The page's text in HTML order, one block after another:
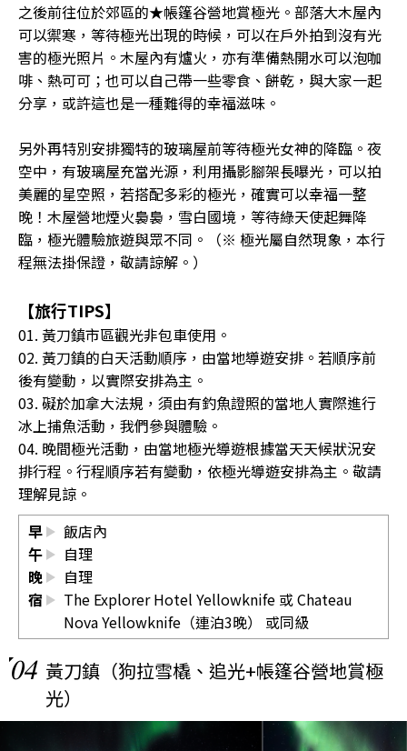
之後前往位於郊區的★帳篷谷營地賞極光。部落大木屋內
可以禦寒，等待極光出現的時候，可以在戶外拍到沒有光
害的極光照片。木屋內有爐火，亦有準備熱開水可以泡咖
啡、熱可可；也可以自己帶一些零食、餅乾，與大家一起
分享，或許這也是一種難得的幸福滋味。
另外再特別安排獨特的玻璃屋前等待極光女神的降臨。夜
空中，有玻璃屋充當光源，利用攝影腳架長曝光，可以拍
美麗的星空照，若搭配多彩的極光，確實可以幸福一整
晚！木屋營地煙火裊裊，雪白國境，等待綠天使起舞降
臨，極光體驗旅遊與眾不同。（※ 極光屬自然現象，本行
程無法掛保證，敬請諒解。）
【旅行TIPS】
01. 黃刀鎮市區觀光非包車使用。
02. 黃刀鎮的白天活動順序，由當地導遊安排。若順序前
後有變動，以實際安排為主。
03. 礙於加拿大法規，須由有釣魚證照的當地人實際進行
冰上捕魚活動，我們參與體驗。
04. 晚間極光活動，由當地極光導遊根據當天天候狀況安
排行程。行程順序若有變動，依極光導遊安排為主。敬請
理解見諒。
早
飯店內
午
自理
晚
自理
宿
The Explorer Hotel Yellowknife 或 Chateau
Nova Yellowknife（連泊3晚） 或同級
04 黃刀鎮（狗拉雪橇、追光+帳篷谷營地賞極
光）